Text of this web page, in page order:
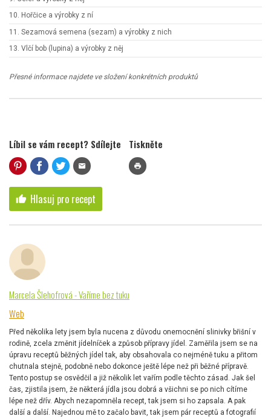
10. Hořčice a výrobky z ní
11. Sezamová semena (sezam) a výrobky z nich
13. Vlčí bob (lupina) a výrobky z něj
Přesné informace najdete ve složení konkrétních produktů
Líbil se vám recept? Sdílejte
mail
Tiskněte
print
thumb_up Hlasuj pro recept
Marcela Šlehofrová - Vaříme bez tuku
Web
Před několika lety jsem byla nucena z důvodu onemocnění slinivky břišní v
rodině, zcela změnit jídelníček a způsob přípravy jídel. Zaměřila jsem se na
úpravu receptů běžných jídel tak, aby obsahovala co nejméně tuku a přitom
chutnala stejně, podobně nebo dokonce ještě lépe než při běžné přípravě.
Tento postup se osvědčil a již několik let vařím podle těchto zásad. Jak šel
čas, zjistila jsem, že některá jídla jsou dobrá a všichni se po nich cítíme
lépe než dřív. Abych nezapomněla recept, tak jsem si ho zapsala. A pak
další a další. Najednou mě to začalo bavit, tak jsem pár receptů a fotografií